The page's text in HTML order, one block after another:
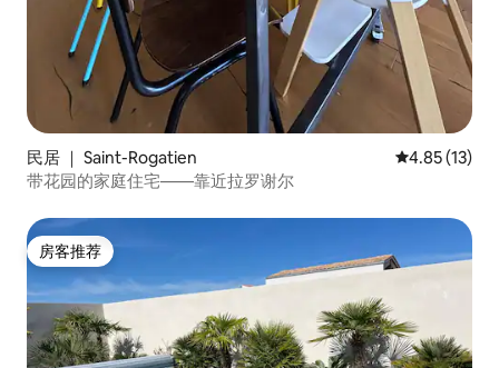
民居 ｜ Saint-Rogatien 平均评分
4.85 (13)
带花园的家庭住宅——靠近拉罗谢尔
房客推荐
房客推荐